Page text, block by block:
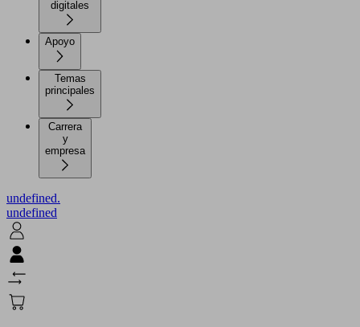
Apoyo
Temas
principales
Carrera
y
empresa
undefined.
undefined